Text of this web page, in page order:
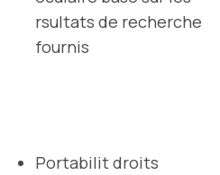
rsultats de recherche
fournis
Portabilit droits